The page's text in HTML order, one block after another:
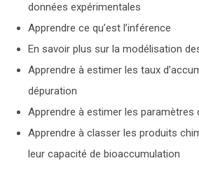
données expérimentales
Apprendre ce qu’est l’inférence
En savoir plus sur la modélisation
Apprendre à estimer les taux
dépuration
Apprendre à estimer les paramètres
Apprendre à classer les produits
leur capacité de bioaccumulation